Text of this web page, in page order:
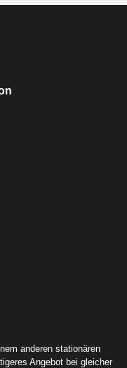
anderen stationären
Angebot bei gleicher